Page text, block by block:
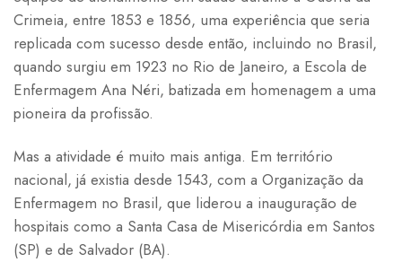
Crimeia, entre 1853 e 1856, uma experiência que seria
replicada com sucesso desde então, incluindo no Brasil,
quando surgiu em 1923 no Rio de Janeiro, a Escola de
Enfermagem Ana Néri, batizada em homenagem a uma
pioneira da profissão.
Mas a atividade é muito mais antiga. Em território
nacional, já existia desde 1543, com a Organização da
Enfermagem no Brasil, que liderou a inauguração de
hospitais como a Santa Casa de Misericórdia em Santos
(SP) e de Salvador (BA).